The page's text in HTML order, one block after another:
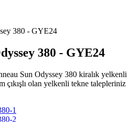
380 - GYE24
380 - GYE24
Sun Odyssey 380 kiralık yelkenli
çıkışlı olan yelkenli tekne talepleriniz